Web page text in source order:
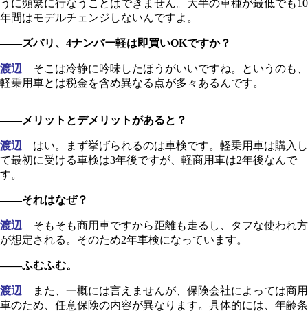
うに頻繁に行なうことはできません。大半の車種が最低でも10
年間はモデルチェンジしないんですよ。
――ズバリ、4ナンバー軽は即買いOKですか？
渡辺 そこは冷静に吟味したほうがいいですね。というのも、
軽乗用車とは税金を含め異なる点が多々あるんです。
――メリットとデメリットがあると？
渡辺 はい。まず挙げられるのは車検です。軽乗用車は購入し
て最初に受ける車検は3年後ですが、軽商用車は2年後なんで
す。
――それはなぜ？
渡辺 そもそも商用車ですから距離も走るし、タフな使われ方
が想定される。そのため2年車検になっています。
――ふむふむ。
渡辺 また、一概には言えませんが、保険会社によっては商用
車のため、任意保険の内容が異なります。具体的には、年齢条